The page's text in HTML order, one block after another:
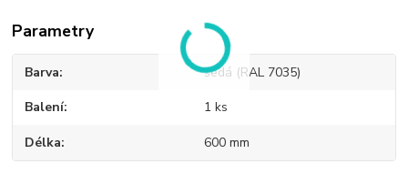
Parametry
Barva šedá (RAL 7035)
Balení 1 ks
Délka 600 mm